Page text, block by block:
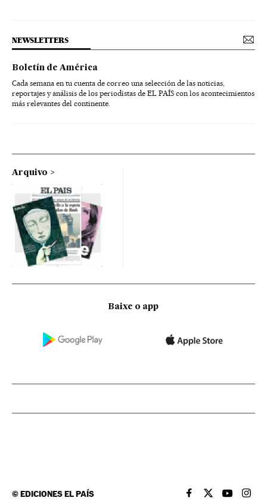
NEWSLETTERS
Boletín de América
Cada semana en tu cuenta de correo una selección de las noticias,
reportajes y análisis de los periodistas de EL PAÍS con los acontecimientos
más relevantes del continente.
Arquivo
Baixe o app
©EDICIONES EL PAÍS EL PAÍS BRASIL EN
EL PAÍSEL PAÍS
EL